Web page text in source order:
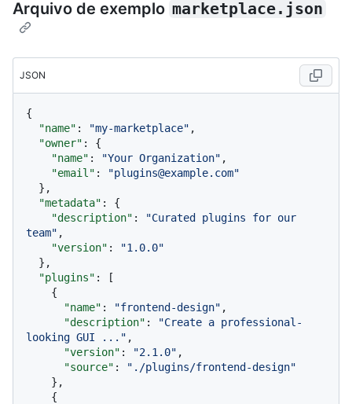
Arquivo de exemplo marketplace.json
JSON
{
"name" : "my-marketplace" ,
"owner" :
{
"name" : "Your Organization" ,
"email" :
"plugins@example.com"
} ,
"metadata" :
{
"description" :
"Curated plugins for our
team" ,
"version" :
"1.0.0"
} ,
"plugins" :
[
{
"name" : "frontend-design" ,
"description" :
"Create a professional-
looking GUI ..." ,
"version" : "2.1.0" ,
"source" :
"./plugins/frontend-design"
} ,
{